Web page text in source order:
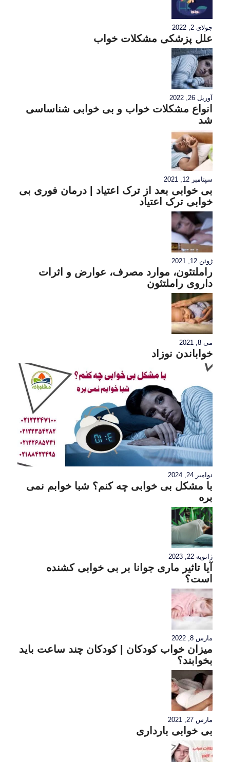
جولای 2, 2022
علل پزشکی مشکلات خواب
آوریل 26, 2022
انواع مشکلات خواب و بی خوابی شناساسی
شد
سپتامبر 12, 2021
بی خوابی بعد از ترک اعتیاد | درمان فوری بی
خوابی ترک اعتیاد
ژوئن 12, 2021
راملتئون، موارد مصرف، عوارض و اثرات
داروی راملتئون
می 8, 2021
خواباندن نوزاد
نوامبر 24, 2024
با مشکل بی خوابی چه کنم؟ شبا خوابم نمی
بره
ژانویه 22, 2023
آیا تاثیر ماری جوانا بر بی خوابی کشنده
است؟
مارس 8, 2022
میزان خواب کودکان | کودکان چند ساعت باید
بخوابند؟
مارس 27, 2021
بی خوابی بارداری